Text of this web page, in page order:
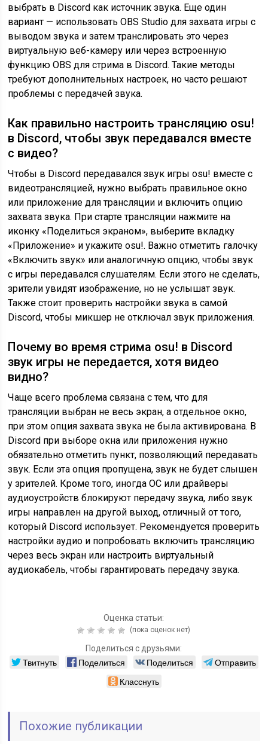
выбрать в Discord как источник звука. Еще один
вариант — использовать OBS Studio для захвата игры с
выводом звука и затем транслировать это через
виртуальную веб-камеру или через встроенную
функцию OBS для стрима в Discord. Такие методы
требуют дополнительных настроек, но часто решают
проблемы с передачей звука.
Как правильно настроить трансляцию osu!
в Discord, чтобы звук передавался вместе
с видео?
Чтобы в Discord передавался звук игры osu! вместе с
видеотрансляцией, нужно выбрать правильное окно
или приложение для трансляции и включить опцию
захвата звука. При старте трансляции нажмите на
иконку «Поделиться экраном», выберите вкладку
«Приложение» и укажите osu!. Важно отметить галочку
«Включить звук» или аналогичную опцию, чтобы звук
с игры передавался слушателям. Если этого не сделать,
зрители увидят изображение, но не услышат звук.
Также стоит проверить настройки звука в самой
Discord, чтобы микшер не отключал звук приложения.
Почему во время стрима osu! в Discord
звук игры не передается, хотя видео
видно?
Чаще всего проблема связана с тем, что для
трансляции выбран не весь экран, а отдельное окно,
при этом опция захвата звука не была активирована. В
Discord при выборе окна или приложения нужно
обязательно отметить пункт, позволяющий передавать
звук. Если эта опция пропущена, звук не будет слышен
у зрителей. Кроме того, иногда ОС или драйверы
аудиоустройств блокируют передачу звука, либо звук
игры направлен на другой выход, отличный от того,
который Discord использует. Рекомендуется проверить
настройки аудио и попробовать включить трансляцию
через весь экран или настроить виртуальный
аудиокабель, чтобы гарантировать передачу звука.
Оценка статьи:
(пока оценок нет)
Поделиться с друзьями:
Твитнуть Поделиться Поделиться
Отправить
Класснуть
Похожие публикации